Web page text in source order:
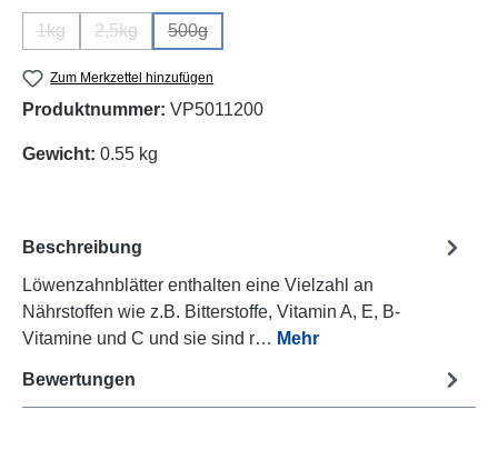
1kg
(Diese Option ist zurzeit nicht verfügbar.)
2,5kg
(Diese Option ist zurzeit nicht verfügbar.)
500g
(Diese Option ist zurzeit nicht verfügbar.)
Zum Merkzettel hinzufügen
Produktnummer: VP5011200
Gewicht: 0.55 kg
Beschreibung
Löwenzahnblätter enthalten eine Vielzahl an
Nährstoffen wie z.B. Bitterstoffe, Vitamin A, E, B-
Vitamine und C und sie sind r… Mehr
Bewertungen